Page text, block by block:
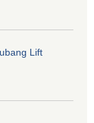
Lift